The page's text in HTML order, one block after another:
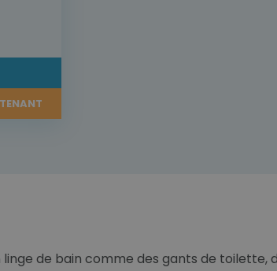
linge de bain comme des gants de